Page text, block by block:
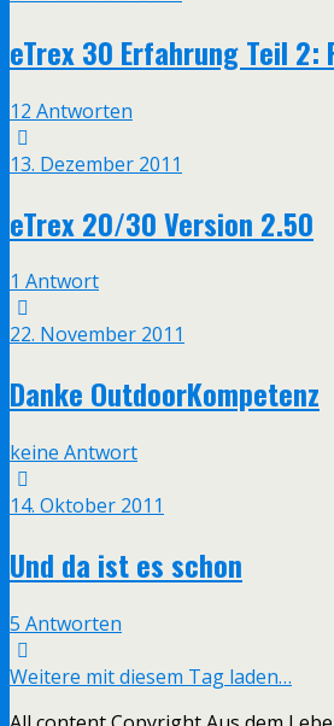
eTrex 30 Erfahrung Teil 2:
12 Antworten
13. Dezember 2011
eTrex 20/30 Version 2.50
1 Antwort
22. November 2011
Danke OutdoorKompetenz
keine Antwort
14. Oktober 2011
Und da ist es schon
5 Antworten
Weitere mit diesem Tag laden…